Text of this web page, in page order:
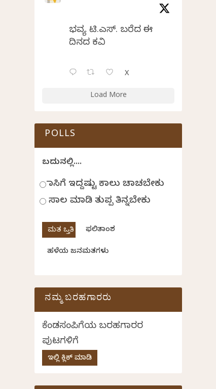
ಭವ್ಯ ಟಿ.ಎಸ್. ಬರೆದ ಈ
ದಿನದ ಕವಿತೆ
X
Load More
POLLS
ಬದುಕಿನಲ್ಲಿ....
ಹಾಸಿಗೆ ಇದ್ದಷ್ಟು ಕಾಲು ಚಾಚಬೇಕು
ಸಾಲ ಮಾಡಿ ತುಪ್ಪ ತಿನ್ನಬೇಕು
ಫಲಿತಾಂಶ
ಹಳೆಯ ಜನಮತಗಳು
ನಮ್ಮ ಬರಹಗಾರರು
ಕೆಂಡಸಂಪಿಗೆಯ ಬರಹಗಾರರ
ಪುಟಗಳಿಗೆ
ಇಲ್ಲಿ ಕ್ಲಿಕ್ ಮಾಡಿ